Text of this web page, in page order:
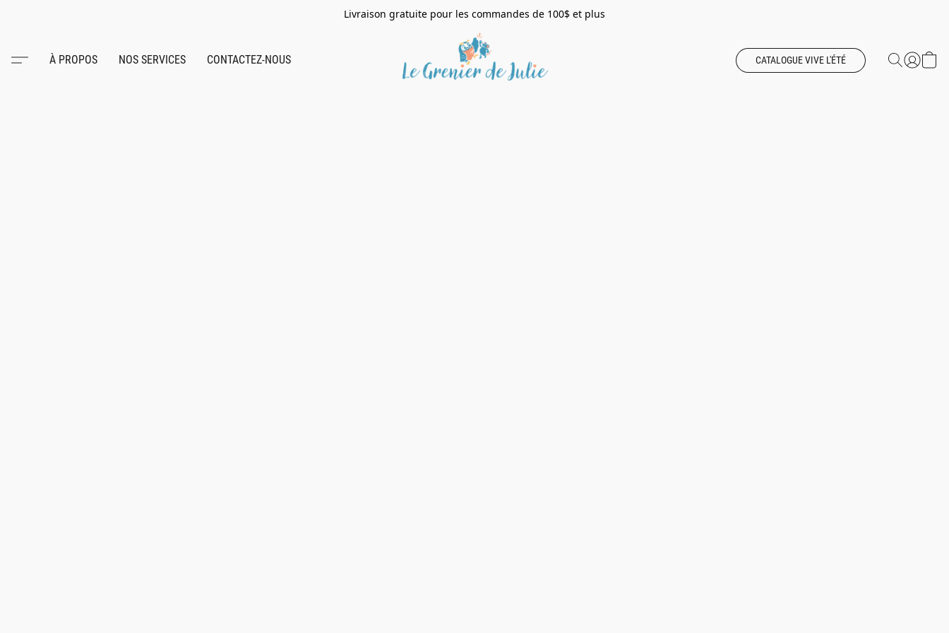
Livraison gratuite pour les commandes de 100$ et plus
À PROPOS NOS SERVICES CONTACTEZ-NOUS CATALOGUE VIVE L'ÉTÉ